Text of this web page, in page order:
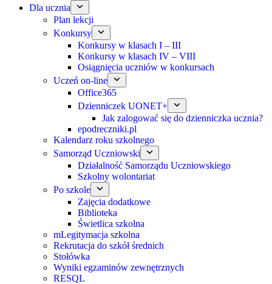
Dla ucznia
Plan lekcji
Konkursy
Konkursy w klasach I – III
Konkursy w klasach IV – VIII
Osiągnięcia uczniów w konkursach
Uczeń on-line
Office365
Dzienniczek UONET+
Jak zalogować się do dzienniczka ucznia?
epodreczniki.pl
Kalendarz roku szkolnego
Samorząd Uczniowski
Działalność Samorządu Uczniowskiego
Szkolny wolontariat
Po szkole
Zajęcia dodatkowe
Biblioteka
Świetlica szkolna
mLegitymacja szkolna
Rekrutacja do szkół średnich
Stołówka
Wyniki egzaminów zewnętrznych
RESQL